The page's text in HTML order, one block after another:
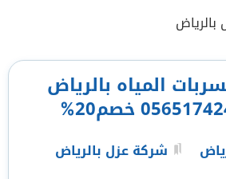
المياه بالرياض
شركة عزل بالرياض